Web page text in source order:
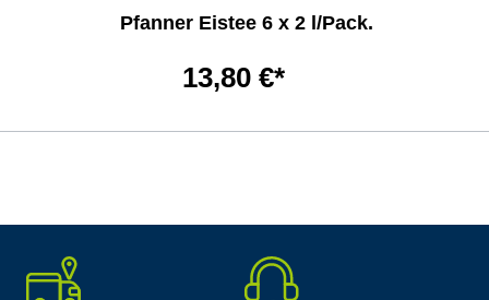
Pfanner Eistee 6 x 2 l/Pack.
13,80 €*